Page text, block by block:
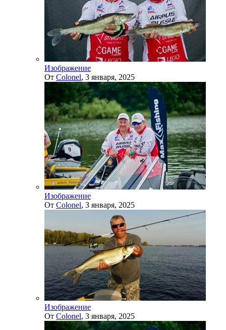
Изображение
От Colonel, 3 января, 2025
Изображение
От Colonel, 3 января, 2025
Изображение
От Colonel, 3 января, 2025